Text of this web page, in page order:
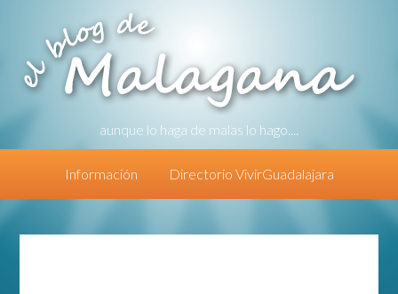
aunque lo haga de malas lo hago....
Información Directorio VivirGuadalajara